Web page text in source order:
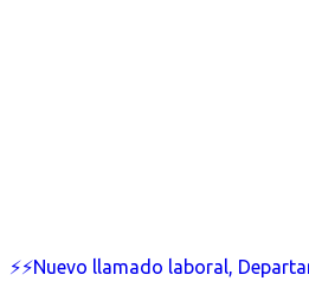
⚡⚡Nuevo llamado laboral,